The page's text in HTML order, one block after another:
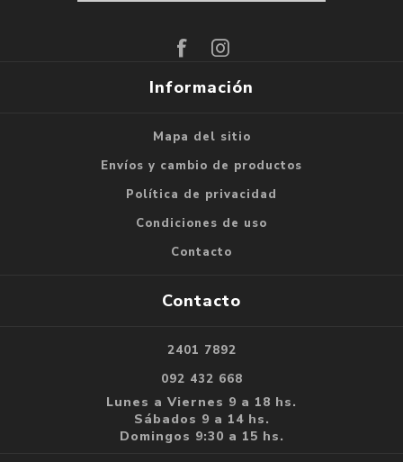
Información
Mapa del sitio
Envíos y cambio de productos
Política de privacidad
Condiciones de uso
Contacto
Contacto
2401 7892
092 432 668
Lunes a Viernes 9 a 18 hs.
Sábados 9 a 14 hs.
Domingos 9:30 a 15 hs.